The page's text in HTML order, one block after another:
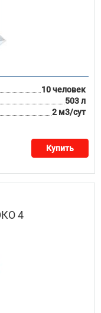
10 человек
503 л
2 м3/сут
Купить
4